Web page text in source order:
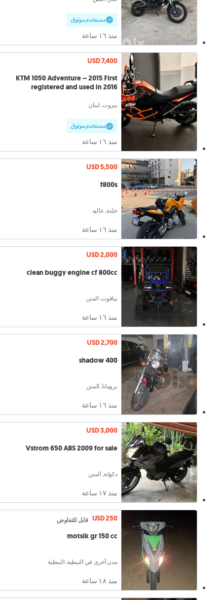
مستخدم موثوق
منذ ١٦ ساعة
USD 7,400
KTM 1050 Adventure – 2015 First
registered and used in 2016
بيروت, لبنان
مستخدم موثوق
منذ ١٦ ساعة
USD 5,500
f800s
خلدة, عاليه
منذ ١٦ ساعة
USD 2,000
clean buggy engine cf 800cc
بياقوت, المتن
منذ ١٦ ساعة
USD 2,700
shadow 400
برومانا, المتن
منذ ١٦ ساعة
USD 3,000
Vstrom 650 ABS 2009 for sale
دكوانة, المتن
منذ ١٧ ساعة
USD 250 قابل للتفاوض
motsik gr 150 cc
مدن أخرى في النبطية, النبطية
منذ ١٨ ساعة